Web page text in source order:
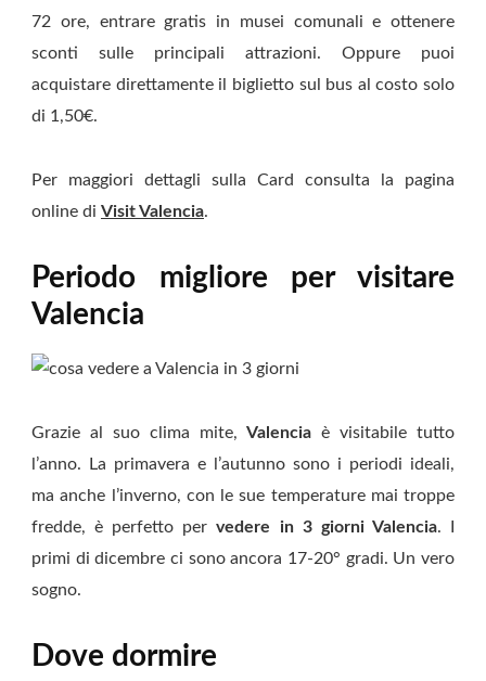
72 ore, entrare gratis in musei comunali e ottenere
sconti sulle principali attrazioni. Oppure puoi
acquistare direttamente il biglietto sul bus al costo solo
di 1,50€.
Per maggiori dettagli sulla Card consulta la pagina
online di Visit Valencia.
Periodo migliore per visitare
Valencia
Grazie al suo clima mite,Valencia è visitabile tutto
l’anno. La primavera e l’autunno sono i periodi ideali,
ma anche l’inverno, con le sue temperature mai troppe
fredde, è perfetto pervedere in 3 giorni Valencia. I
primi di dicembre ci sono ancora 17-20° gradi. Un vero
sogno.
Dove dormire